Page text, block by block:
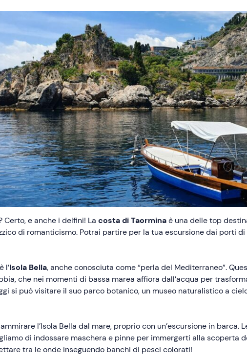
Certo, e anche i delfini! La costa di Taorminaè una delle top
di romanticismo. Potrai partire per la tua escursione dai porti di
l’Isola Bella, anche conosciuta come “perla del Mediterraneo”.
che nei momenti di bassa marea affiora dall’acqua per
si può visitare il suo parco botanico, un museo naturalistico a
l’Isola Bella dal mare, proprio con un’escursione in barca.
di indossare maschera e pinne per immergerti alla scoperta
tra le onde inseguendo banchi di pesci colorati!